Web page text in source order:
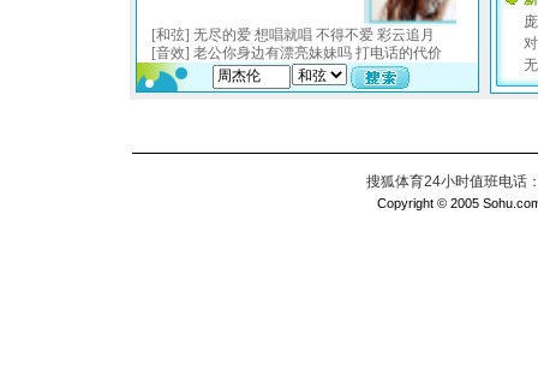
搜狐体育24小时值班电话
Copyright © 2005